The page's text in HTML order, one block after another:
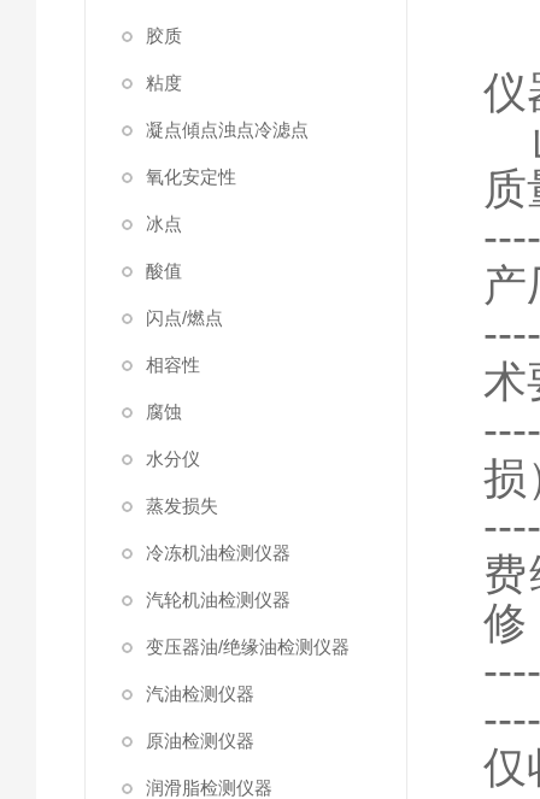
胶质
粘度
凝点傾点浊点冷滤点
氧化安定性
冰点
酸值
闪点/燃点
相容性
腐蚀
水分仪
蒸发损失
冷冻机油检测仪器
汽轮机油检测仪器
变压器油/绝缘油检测仪器
汽油检测仪器
原油检测仪器
润滑脂检测仪器
仪
产
术
损
修
仅